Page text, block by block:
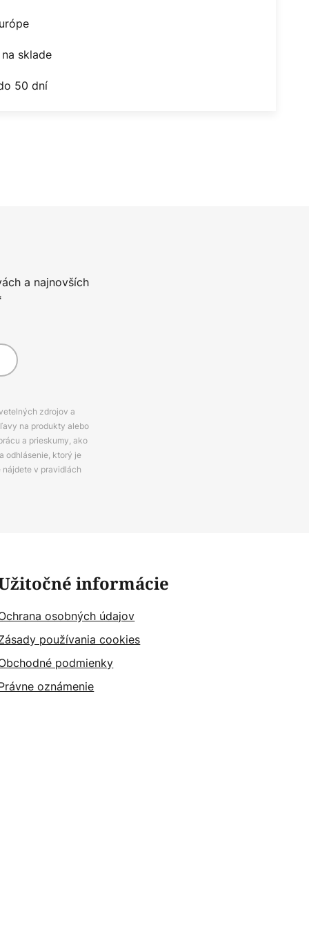
sklade
50 dní
a najnovších
zdrojov a
na produkty alebo
a prieskumy, ako
odhlásenie, ktorý je
v pravidlách
informácie
osobných údajov
používania cookies
podmienky
oznámenie